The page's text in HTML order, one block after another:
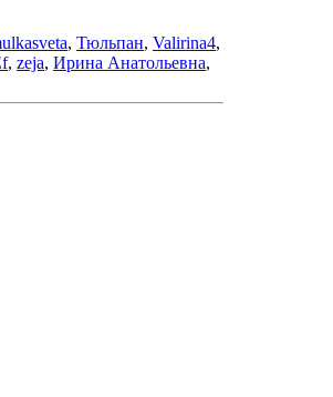
, Тюльпан, Valirina4,
, zeja, Ирина Анатольевна,